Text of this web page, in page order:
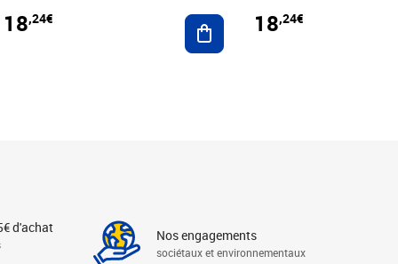
au panier
18,24€ Ajouter au panier
18,24€
d'achat Nos engagements
sociétaux et environnementaux